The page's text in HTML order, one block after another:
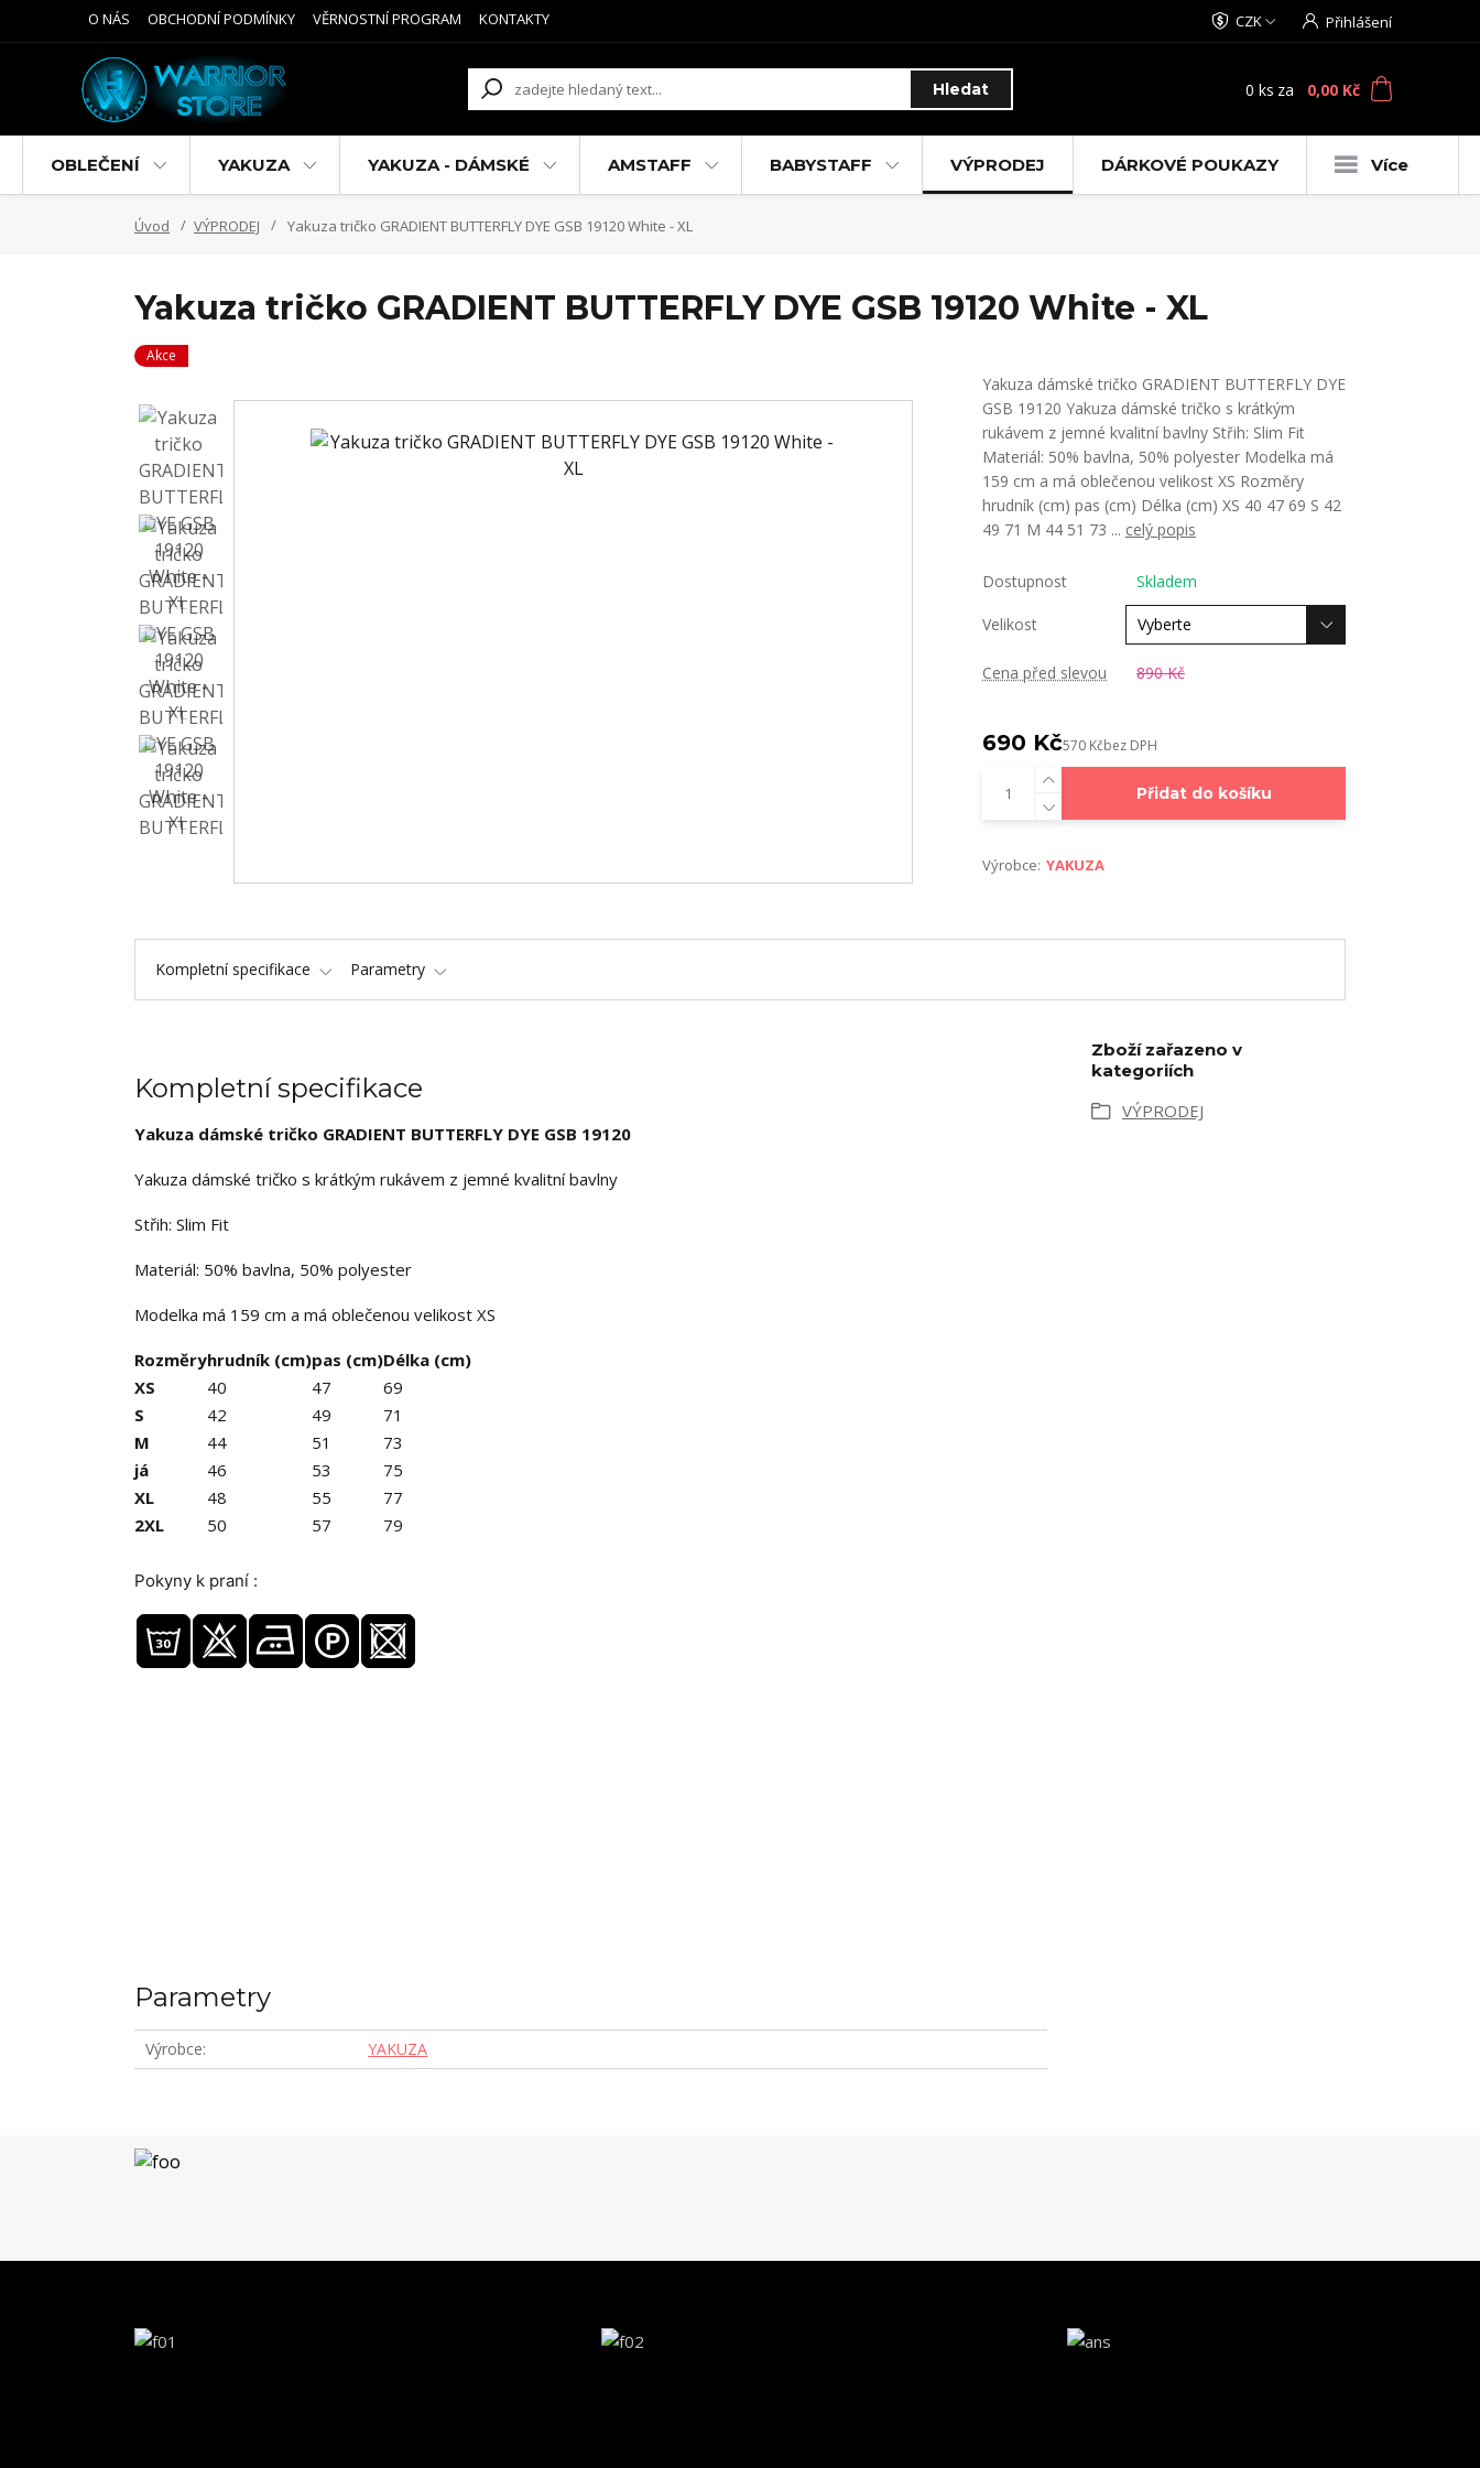
O NÁS OBCHODNÍ PODMÍNKY VĚRNOSTNÍ PROGRAM KONTAKTY CZK Přihlášení
Hledat 0 ks za 0,00 Kč
OBLEČENÍ YAKUZA YAKUZA - DÁMSKÉ AMSTAFF BABYSTAFF VÝPRODEJ DÁRKOVÉ POUKAZY Více
Úvod VÝPRODEJ Yakuza tričko GRADIENT BUTTERFLY DYE GSB 19120 White - XL
Yakuza tričko GRADIENT BUTTERFLY DYE GSB 19120 White - XL
Akce
Yakuza dámské tričko GRADIENT BUTTERFLY DYE
GSB 19120 Yakuza dámské tričko s krátkým
rukávem z jemné kvalitní bavlny Střih: Slim Fit
Materiál: 50% bavlna, 50% polyester Modelka má
159 cm a má oblečenou velikost XS Rozměry
hrudník (cm) pas (cm) Délka (cm) XS 40 47 69 S 42
49 71 M 44 51 73 ... celý popis
Dostupnost Skladem
Velikost
Cena před slevou 890 Kč
690 Kč570 Kčbez DPH
Přidat do košíku
Výrobce: YAKUZA
Kompletní specifikace Parametry
Kompletní specifikace
Yakuza dámské tričko GRADIENT BUTTERFLY DYE GSB 19120
Yakuza dámské tričko s krátkým rukávem z jemné kvalitní bavlny
Střih: Slim Fit
Materiál: 50% bavlna, 50% polyester
Modelka má 159 cm a má oblečenou velikost XS
Rozměryhrudník (cm)pas (cm)Délka (cm)
XS
40 47
69
S
42 49
71
M
44 51
73
já
46 53
75
XL
48 55
77
2XL
50 57 79
Pokyny k praní :
Parametry
Výrobce YAKUZA
Zboží zařazeno v
kategoriích
VÝPRODEJ